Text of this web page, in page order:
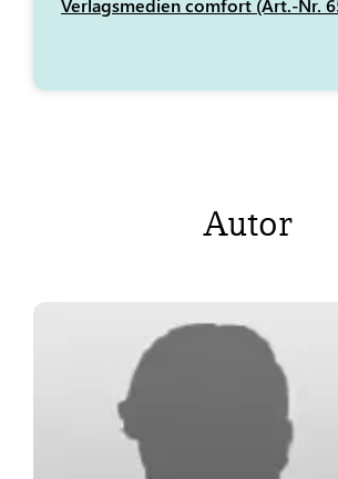
Verlagsmedien comfort (Art.-Nr.
Autor